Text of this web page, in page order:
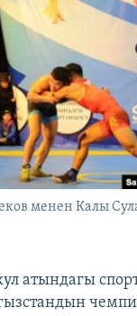
сайттары
менен Калы
атындагы